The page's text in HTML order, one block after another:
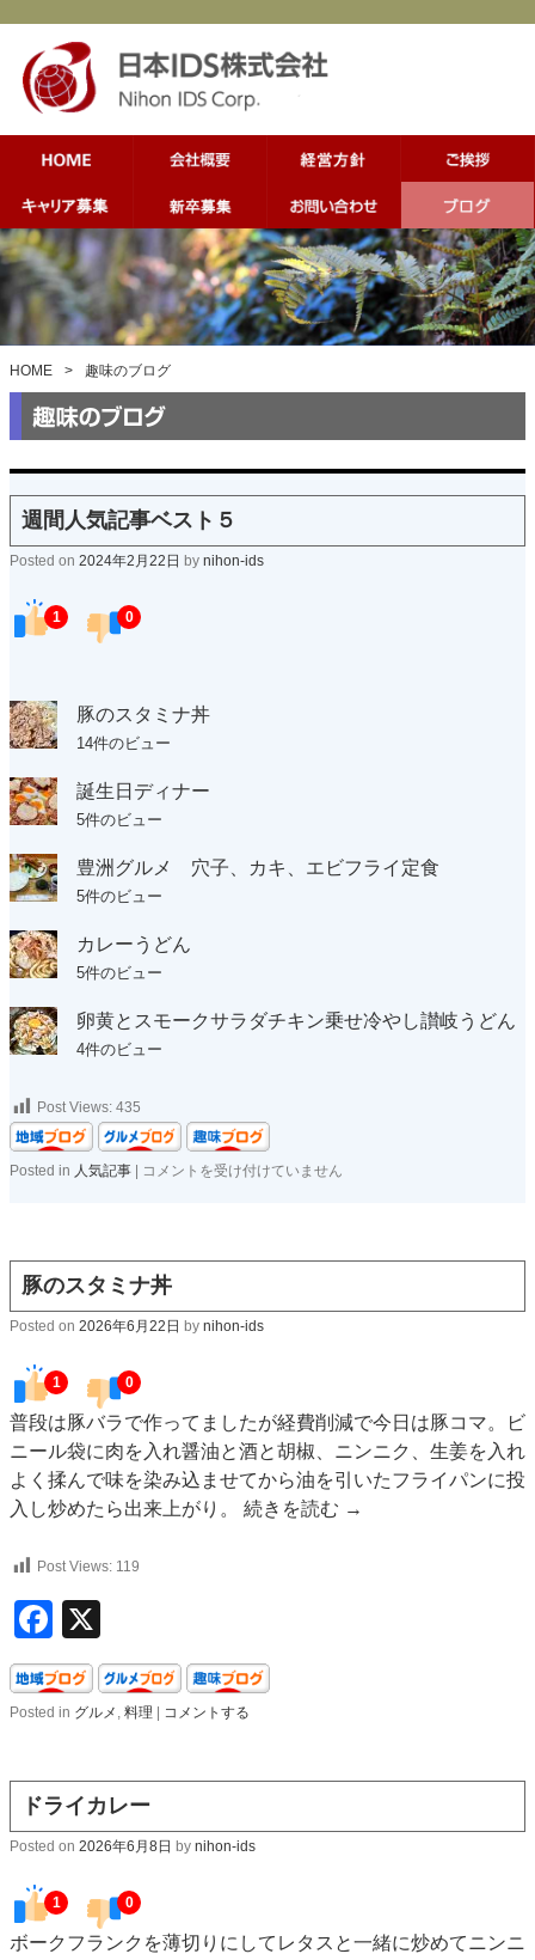
HOME > 趣味のブログ
週間人気記事ベスト５
Posted on 2024年2月22日 by nihon-ids
1 0
豚のスタミナ丼
14件のビュー
誕生日ディナー
5件のビュー
豊洲グルメ 穴子、カキ、エビフライ定食
5件のビュー
カレーうどん
5件のビュー
卵黄とスモークサラダチキン乗せ冷やし讃岐うどん
4件のビュー
Post Views: 435
Posted in 人気記事
週
事
ベ
ス
コメントを受け付けていません
豚のスタミナ丼
Posted on 2026年6月22日 by nihon-ids
1 0
普段は豚バラで作ってましたが経費削減で今日は豚コマ。ビ
ニール袋に肉を入れ醤油と酒と胡椒、ニンニク、生姜を入れ
よく揉んで味を染み込ませてから油を引いたフライパンに投
入し炒めたら出来上がり。 続きを読む →
Post Views: 119
Facebook
Posted in グルメ , 料理 コメントする
ドライカレー
Posted on 2026年6月8日 by nihon-ids
1 0
ボークフランクを薄切りにしてレタスと一緒に炒めてニンニ